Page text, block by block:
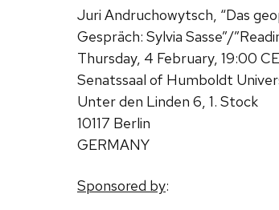
Juri Andruchowytsch, “Das
Gespräch: Sylvia Sasse”/
Thursday, 4 February, 19:00
Senatssaal of Humboldt
Unter den Linden 6, 1. Stock
10117 Berlin
GERMANY
Sponsored by: